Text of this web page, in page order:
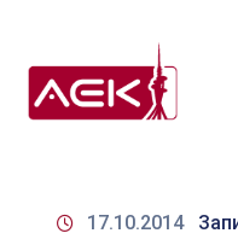
17.10.2014